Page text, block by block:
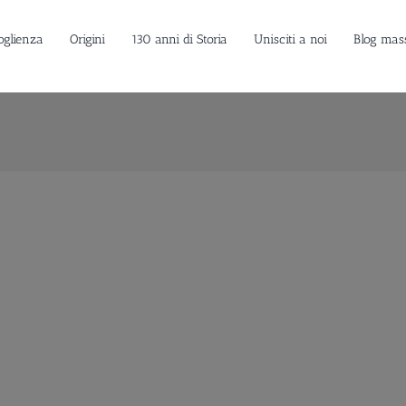
Origini 130 anni di Storia Unisciti a noi Blog